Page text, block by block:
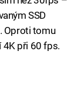
SSD
Oproti tomu
4K při 60 fps.